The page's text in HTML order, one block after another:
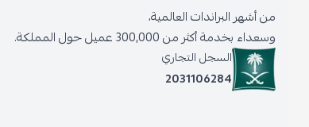
من أشهر البراندات العالمية،
وسعداء بخدمة أكثر من 300,000 عميل حول المملكة.
السجل التجاري
2031106284